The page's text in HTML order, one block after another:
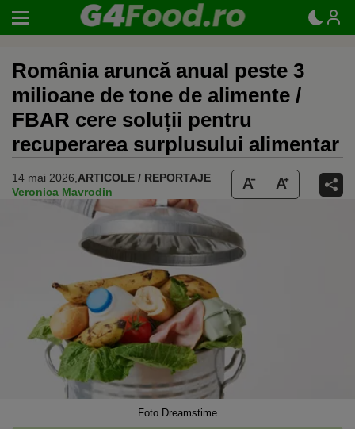
România aruncă anual peste 3
milioane de tone de alimente /
FBAR cere soluții pentru
recuperarea surplusului alimentar
14 mai 2026, ARTICOLE / REPORTAJE
Veronica Mavrodin
Foto Dreamstime